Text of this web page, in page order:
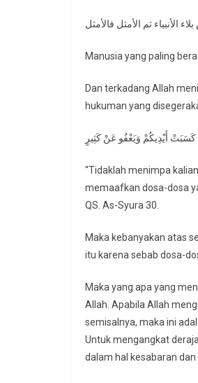
الأنبياء ثم الأمثل فالأمثل
Manusia yang paling
Dan terkadang Allah
hukuman yang
أَيْدِيكُمْ وَيَعْفُو عَنْ كَثِيرٍ
“Tidaklah menimpa
memaafkan dosa-dosa
QS. As-Syura 30.
Maka kebanyakan atas
itu karena sebab dosa-
Maka yang apa yang
Allah. Apabila Allah
semisalnya, maka ini
Untuk mengangkat
dalam hal kesabaran